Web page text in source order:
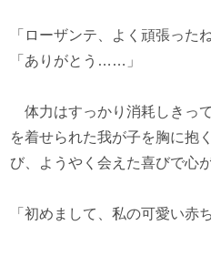
「ローザンテ、よく頑張ったね
「ありがとう……」
体力はすっかり消耗しきっ
を着せられた我が子を胸に抱
び、ようやく会えた喜びで心
「初めまして、私の可愛い赤